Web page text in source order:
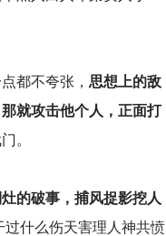
都不夸张， 思想上的敌
就攻击他个人，正面打
。
的破事，捕风捉影挖人
什么伤天害理人神共愤